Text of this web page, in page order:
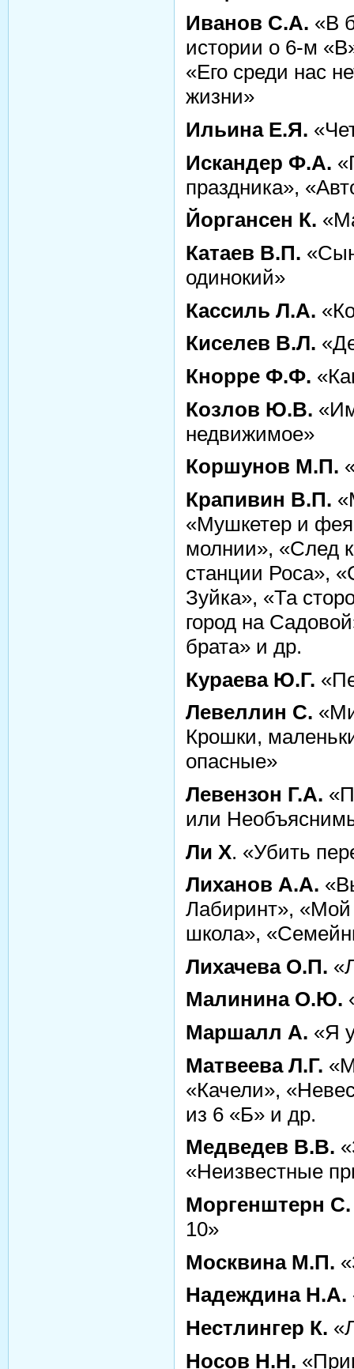
Иванов С.А. «В
истории о 6-м
«Его среди нас
жизни»
Ильина Е.Я.
Искандер Ф.А.
праздника»,
Йоргансен К.
Катаев В.П.
одинокий»
Кассиль Л.А.
Киселев В.Л.
Кнорре Ф.Ф.
Козлов Ю.В.
недвижимое»
Коршунов М.П.
Крапивин В.П.
«Мушкетер и
молнии», «След
станции Роса»,
Зуйка», «Та
город на
брата» и др.
Кураева Ю.Г.
Левеллин С.
Крошки,
опасные»
Левензон Г.А.
или
Ли Х. «Убить
Лиханов А.А.
Лабиринт», «Мой
школа»,
Лихачева О.П.
Малинина О.Ю.
Маршалл А. «Я
Матвеева Л.Г.
«Качели»,
из 6 «Б» и др.
Медведев В.В.
«Неизвестные
Моргенштерн С.
10»
Москвина М.П.
Надеждина Н.А.
Нестлингер К.
Носов Н.Н.